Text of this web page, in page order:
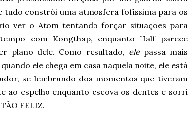
tudo constrói uma atmosfera fofíssima para os
ver o Atom tentando forçar situações para
com Kongthap, enquanto Half parece
plano dele. Como resultado, elepassa mais
ele chega em casa naquela noite, ele está
se lembrando dos momentos que tiveram
espelho enquanto escova os dentes e sorri
FELIZ.